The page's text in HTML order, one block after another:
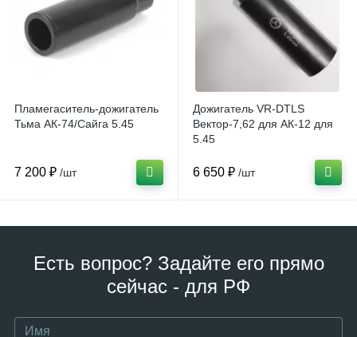
Пламегаситель-дожигатель
Тьма АК-74/Сайга 5.45
7 200 ₽ /шт
Дожигатель VR-DTLS
Вектор-7,62 для АК-12 для
5.45
6 650 ₽ /шт
Есть вопрос? Задайте его прямо
сейчас - для РФ